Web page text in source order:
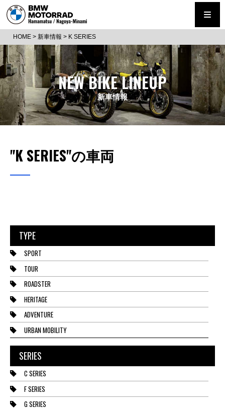
HOME > 新車情報 > K SERIES
NEW BIKE LINEUP
新車情報
"K SERIES"の車両
TYPE
SPORT
TOUR
ROADSTER
HERITAGE
ADVENTURE
URBAN MOBILITY
SERIES
C SERIES
F SERIES
G SERIES